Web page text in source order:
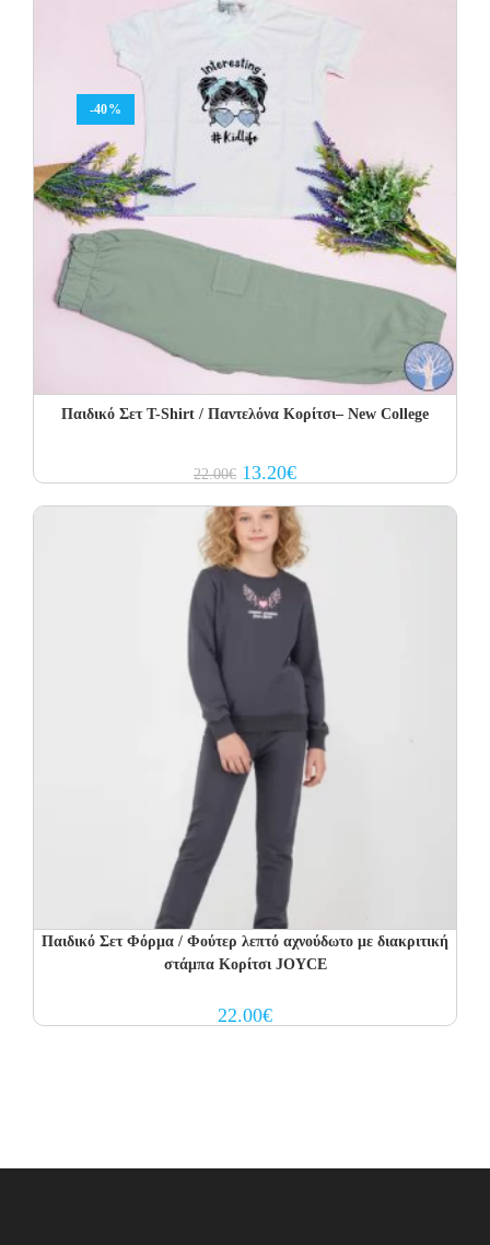
-40%
Παιδικό Σετ Τ-Shirt / Παντελόνα Κορίτσι– New College
22.00€ Original
price
22.00€.
13.20€Current
price
13.20€.
Παιδικό Σετ Φόρμα / Φούτερ λεπτό αχνούδωτο με διακριτική
στάμπα Κορίτσι JOYCE
22.00€